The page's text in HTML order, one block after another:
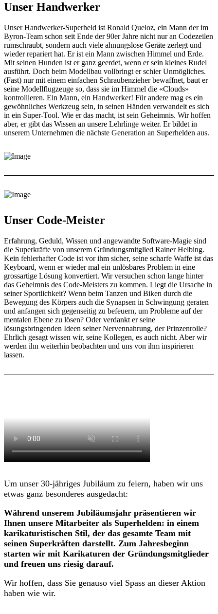
Unser Handwerker
Unser Handwerker-Superheld ist Ronald Queloz, ein Mann der im
Byron-Team schon seit Ende der 90er Jahre nicht nur an Codezeilen
rumschraubt, sondern auch viele ahnungslose Geräte zerlegt und
wieder repariert hat. Er ist ein Mann zwischen Himmel und Erde.
Mit seinen Hunden ist er ganz geerdet, wenn er sein kleines Rudel
ausführt. Doch beim Modellbau vollbringt er schier Unmögliches.
(Fast) nur mit einem einfachen Schraubenzieher bewaffnet, baut er
seine Modellflugzeuge so, dass sie im Himmel die «Clouds»
kontrollieren. Ein Mann, ein Handwerker! Für andere mag es ein
gewöhnliches Werkzeug sein, in seinen Händen verwandelt es sich
in ein Super-Tool. Wie er das macht, ist sein Geheimnis. Wir hoffen
aber, er gibt das Wissen an unsere Lehrlinge weiter. Er bildet in
unserem Unternehmen die nächste Generation an Superhelden aus.
Unser Code-Meister
Erfahrung, Geduld, Wissen und angewandte Software-Magie sind
die Superkräfte von unserem Gründungsmitglied Rainer Helbing.
Kein fehlerhafter Code ist vor ihm sicher, seine scharfe Waffe ist das
Keyboard, wenn er wieder mal ein unlösbares Problem in eine
grossartige Lösung konvertiert. Wir versuchen schon lange hinter
das Geheimnis des Code-Meisters zu kommen. Liegt die Ursache in
seiner Sportlichkeit? Wenn beim Tanzen und Biken durch die
Bewegung des Körpers auch die Synapsen in Schwingung geraten
und anfangen sich gegenseitig zu befeuern, um Probleme auf der
mentalen Ebene zu lösen? Oder verdankt er seine
lösungsbringenden Ideen seiner Nervennahrung, der Prinzenrolle?
Ehrlich gesagt wissen wir, seine Kollegen, es auch nicht. Aber wir
werden ihn weiterhin beobachten und uns von ihm inspirieren
lassen.
Um unser 30-jähriges Jubiläum zu feiern, haben wir uns
etwas ganz besonderes ausgedacht:
Während unserem Jubiläumsjahr präsentieren wir
Ihnen unsere Mitarbeiter als Superhelden: in einem
karikaturistischen Stil, der das gesamte Team mit
seinen Superkräften darstellt. Zum Jahresbeginn
starten wir mit Karikaturen der Gründungsmitglieder
und freuen uns riesig darauf.
Wir hoffen, dass Sie genauso viel Spass an dieser Aktion
haben wie wir.